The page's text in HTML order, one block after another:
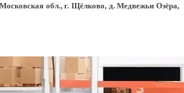
обл., г. Щёлково, д. Медвежьи Озёра,